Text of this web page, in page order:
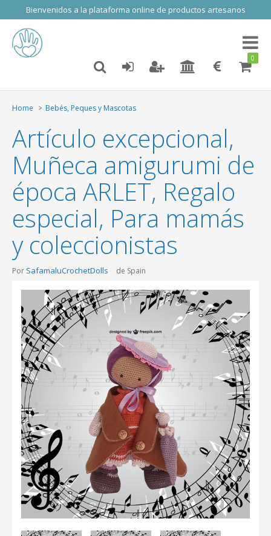
Bienvenidos a la plataforma online de productos artesanos
Toggle
0
Home Bebés, Peques y Mascotas
Artículo excepcional,
Muñeca amigurumi de
época ARLET, Regalo
especial, Para mamás
y coleccionistas
Por SafamaluCrochetDolls de Spain